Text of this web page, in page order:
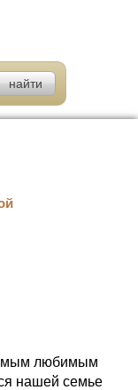
любимым
нашей семье